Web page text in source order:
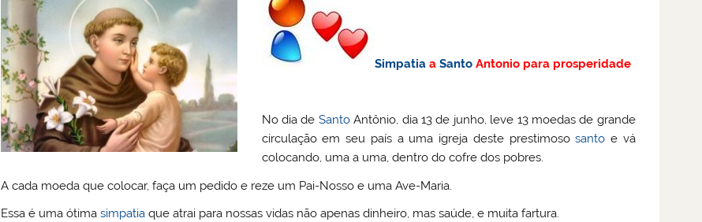
Simpatiaa SantoAntonio para prosperidade
No dia de SantoAntônio, dia 13 de junho, leve 13 moedas de grande
circulação em seu país a uma igreja deste prestimososanto e vá
colocando, uma a uma, dentro do cofre dos pobres.
A cada moeda que colocar, faça um pedido e reze um Pai-Nosso e uma Ave-Maria.
Essa é uma ótimasimpatia que atrai para nossas vidas não apenas dinheiro, mas saúde, e muita fartura.